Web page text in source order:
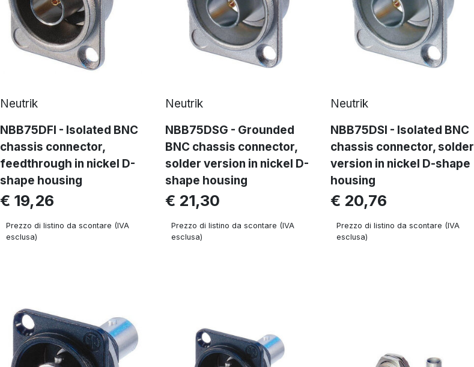
Neutrik
NBB75DFI - Isolated BNC
chassis connector,
feedthrough in nickel D-
shape housing
€ 19,26
Prezzo di listino da scontare (IVA
esclusa)
Neutrik
NBB75DSG - Grounded
BNC chassis connector,
solder version in nickel D-
shape housing
€ 21,30
Prezzo di listino da scontare (IVA
esclusa)
Neutrik
NBB75DSI - Isolated BNC
chassis connector, solder
version in nickel D-shape
housing
€ 20,76
Prezzo di listino da scontare (IVA
esclusa)